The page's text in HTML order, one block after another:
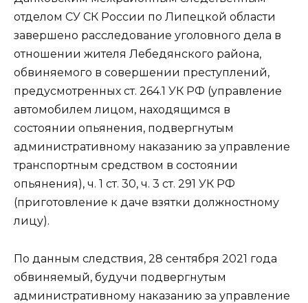
отделом СУ СК России по Липецкой области
завершено расследование уголовного дела в
отношении жителя Лебедянского района,
обвиняемого в совершении преступлений,
предусмотренных ст. 264.1 УК РФ (управление
автомобилем лицом, находящимся в
состоянии опьянения, подвергнутым
административному наказанию за управление
транспортным средством в состоянии
опьянения), ч. 1 ст. 30, ч. 3 ст. 291 УК РФ
(приготовление к даче взятки должностному
лицу).
По данным следствия, 28 сентября 2021 года
обвиняемый, будучи подвергнутым
административному наказанию за управление